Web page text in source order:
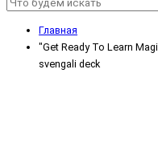
Главная
"Get Ready To Learn
svengali deck